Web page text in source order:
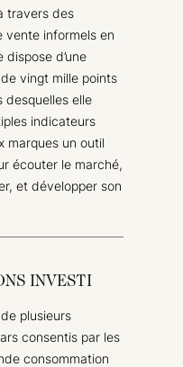
travers des
vente informels en
dispose d’une
vingt mille points
desquelles elle
indicateurs
marques un outil
écouter le marché,
et développer son
INVESTI
plusieurs
consentis par les
consommation